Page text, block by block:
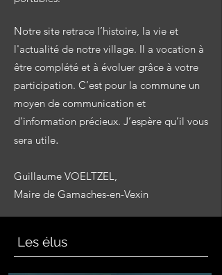
Notre site retrace l’histoire, la vie et
l'actualité de notre village. Il a vocation à
être complété et à évoluer grâce à votre
participation. C’est pour la commune un
moyen de communication et
d’information précieux. J’espère qu’il vous
sera utile.
Guillaume VOELTZEL,
Maire de Gamaches-en-Vexin
Les élus